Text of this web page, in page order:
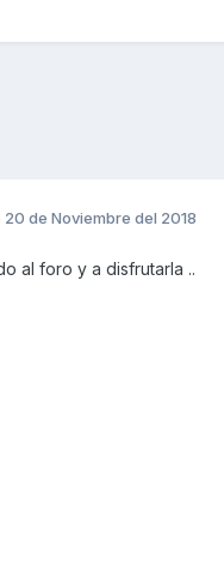
20 de Noviembre del 2018
al foro y a disfrutarla ..